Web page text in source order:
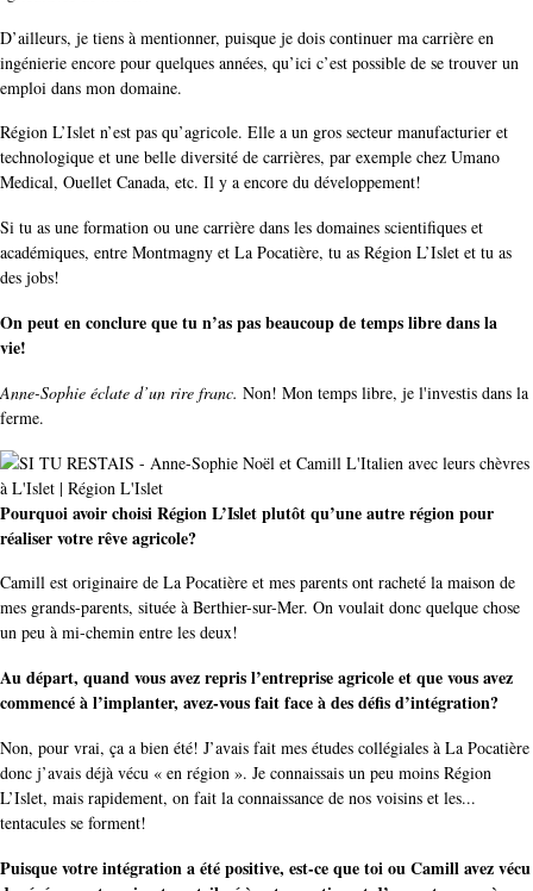
D’ailleurs, je tiens à mentionner, puisque je dois continuer ma carrière en
ingénierie encore pour quelques années, qu’ici c’est possible de se trouver un
emploi dans mon domaine.
Région L’Islet n’est pas qu’agricole. Elle a un gros secteur manufacturier et
technologique et une belle diversité de carrières, par exemple chez Umano
Medical, Ouellet Canada, etc. Il y a encore du développement!
Si tu as une formation ou une carrière dans les domaines scientifiques et
académiques, entre Montmagny et La Pocatière, tu as Région L’Islet et tu as
des jobs!
On peut en conclure que tu n’as pas beaucoup de temps libre dans la
vie!
Anne-Sophie éclate d’un rire franc. Non! Mon temps libre, je l'investis dans la
ferme.
Pourquoi avoir choisi Région L’Islet plutôt qu’une autre région pour
réaliser votre rêve agricole?
Camill est originaire de La Pocatière et mes parents ont racheté la maison de
mes grands-parents, située à Berthier-sur-Mer. On voulait donc quelque chose
un peu à mi-chemin entre les deux!
Au départ, quand vous avez repris l’entreprise agricole et que vous avez
commencé à l’implanter, avez-vous fait face à des défis d’intégration?
Non, pour vrai, ça a bien été! J’avais fait mes études collégiales à La Pocatière
donc j’avais déjà vécu « en région ». Je connaissais un peu moins Région
L’Islet, mais rapidement, on fait la connaissance de nos voisins et les...
tentacules se forment!
Puisque votre intégration a été positive, est-ce que toi ou Camill avez vécu